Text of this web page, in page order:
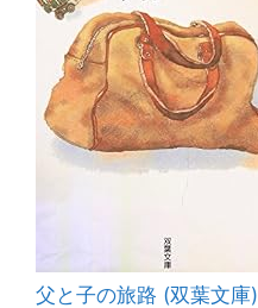
父と子の旅路 (双葉文庫)